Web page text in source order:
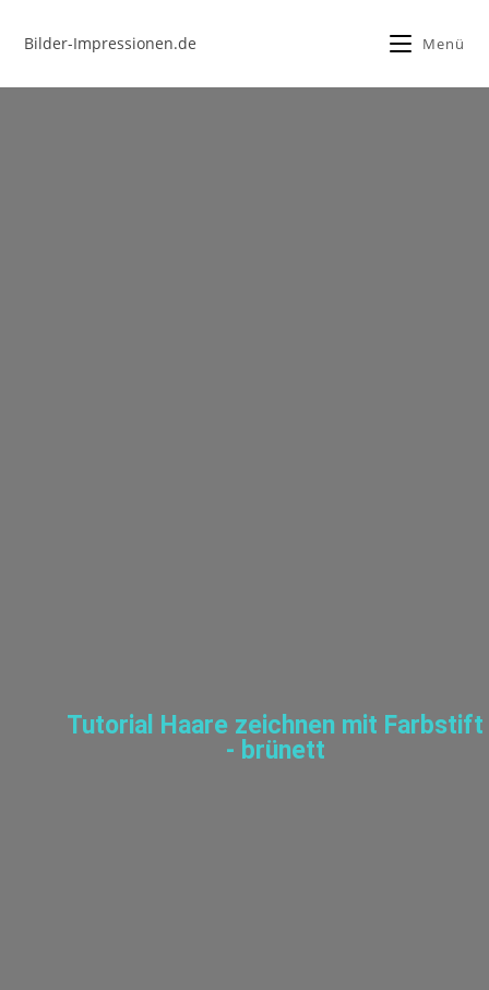
Bilder-Impressionen.de Menü
Tutorial Haare zeichnen mit Farbstift
- brünett